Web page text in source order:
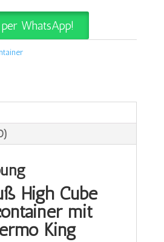
WhatsApp!
High Cube
mit
King